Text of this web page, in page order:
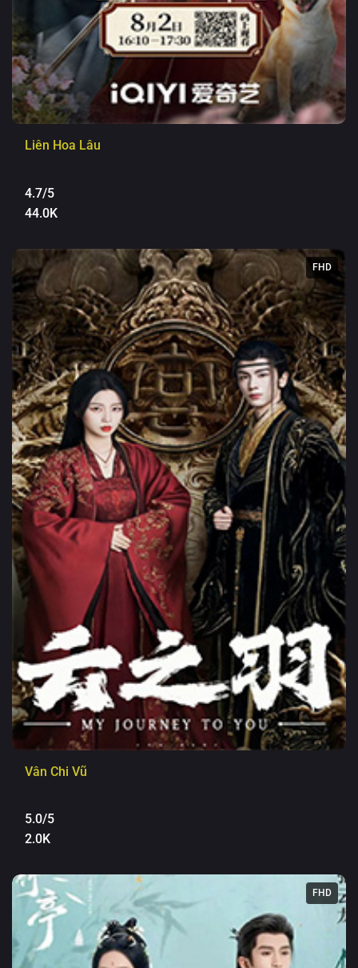
Liên Hoa Lâu
4.7/5
44.0K
FHD
Vân Chi Vũ
5.0/5
2.0K
FHD